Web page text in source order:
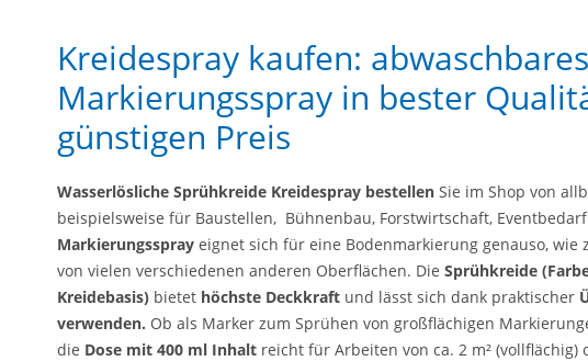
Kreidespray kaufen: abwaschbares
Markierungsspray in bester
günstigen Preis
Wasserlösliche Sprühkreide Kreidespray bestellen Sie im Shop von
beispielsweise für Baustellen, Bühnenbau, Forstwirtschaft, Eventbedarf
Markierungsspray eignet sich für eine Bodenmarkierung genauso,
von vielen verschiedenen anderen Oberflächen. Die Sprühkreide
Kreidebasis) bietet höchste Deckkraft und lässt sich dank praktischer
verwenden. Ob als Marker zum Sprühen von großflächigen
die Dose mit 400 ml Inhalt reicht für Arbeiten von ca. 2 m² (vollflächig)